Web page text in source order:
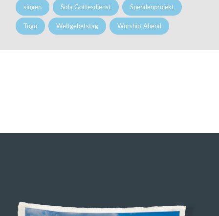
singen Sofa Gottesdienst Spendenprojekt
Togo Weltgebetstag Worship-Abend